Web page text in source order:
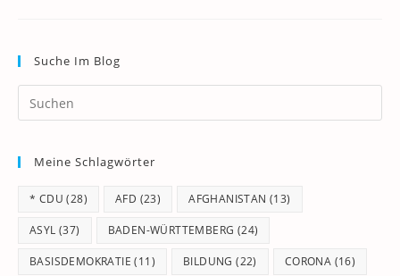
Suche Im Blog
Meine Schlagwörter
* CDU (28) AFD (23) AFGHANISTAN (13)
ASYL (37) BADEN-WÜRTTEMBERG (24)
BASISDEMOKRATIE (11) BILDUNG (22) CORONA (16)